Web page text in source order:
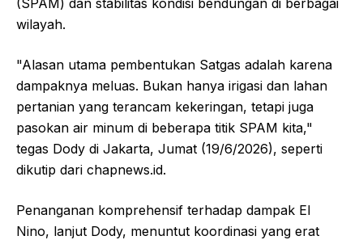
wilayah.
"Alasan utama pembentukan Satgas adalah karena
dampaknya meluas. Bukan hanya irigasi dan lahan
pertanian yang terancam kekeringan, tetapi juga
pasokan air minum di beberapa titik SPAM kita,"
tegas Dody di Jakarta, Jumat (19/6/2026), seperti
dikutip dari chapnews.id.
Penanganan komprehensif terhadap dampak El
Nino, lanjut Dody, menuntut koordinasi yang erat